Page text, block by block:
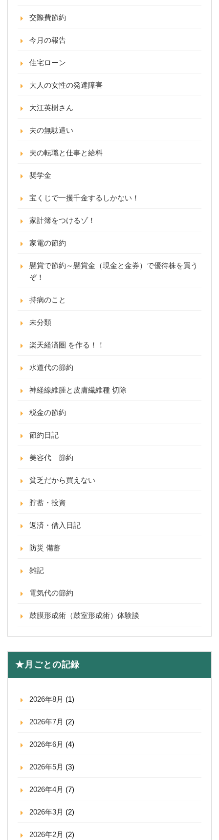
交際費節約
今月の報告
住宅ローン
大人の女性の発達障害
大江英樹さん
夫の無駄遣い
夫の転職と仕事と給料
奨学金
宝くじで一攫千金するしかない！
家計簿をつけるゾ！
家電の節約
懸賞で節約～懸賞金（現金と金券）で優待株を買う
ぞ！
持病のこと
未分類
楽天経済圏 を作る！！
水道代の節約
神経線維腫と皮膚繊維種 切除
税金の節約
節約日記
美容代 節約
貧乏だから買えない
貯蓄・投資
返済・借入日記
防災 備蓄
雑記
電気代の節約
鼓膜形成術（鼓室形成術）体験談
★月ごとの記録
2026年8月 (1)
2026年7月 (2)
2026年6月 (4)
2026年5月 (3)
2026年4月 (7)
2026年3月 (2)
2026年2月 (2)